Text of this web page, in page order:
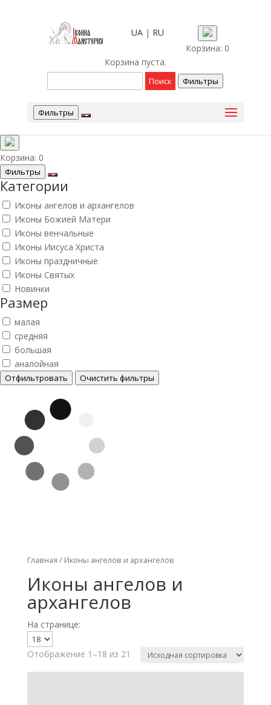
UA| RU
Корзина: 0
Корзина пуста.
Фильтры
Фильтры
Корзина: 0
Фильтры
Категории
Иконы ангелов и архангелов
Иконы Божией Матери
Иконы венчальные
Иконы Иисуса Христа
Иконы праздничные
Иконы Святых
Новинки
Размер
малая
средняя
большая
аналойная
Отфильтровать Очистить фильтры
Главная / Иконы ангелов и архангелов
Иконы ангелов и
архангелов
На странице:
Отображение 1–18 из 21